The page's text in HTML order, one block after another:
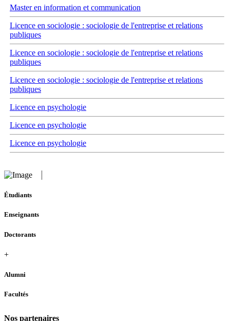
Master en information et communication
Licence en sociologie : sociologie de l'entreprise et relations
publiques
Licence en sociologie : sociologie de l'entreprise et relations
publiques
Licence en sociologie : sociologie de l'entreprise et relations
publiques
Licence en psychologie
Licence en psychologie
Licence en psychologie
Étudiants
Enseignants
Doctorants
+
Alumni
Facultés
Nos partenaires